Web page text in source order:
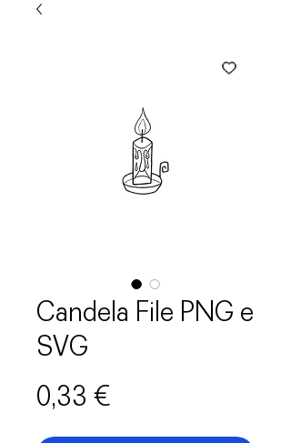
Candela File PNG e
SVG
0,33 €